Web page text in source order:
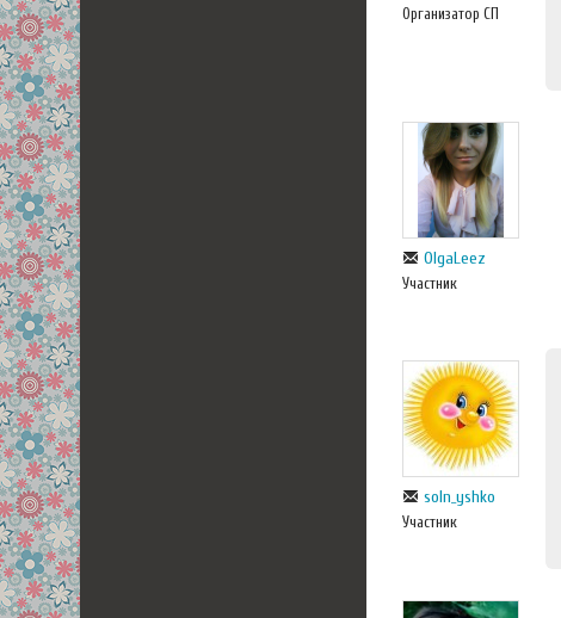
Организатор СП
OlgaLeez
Участник
soln_yshko
Участник